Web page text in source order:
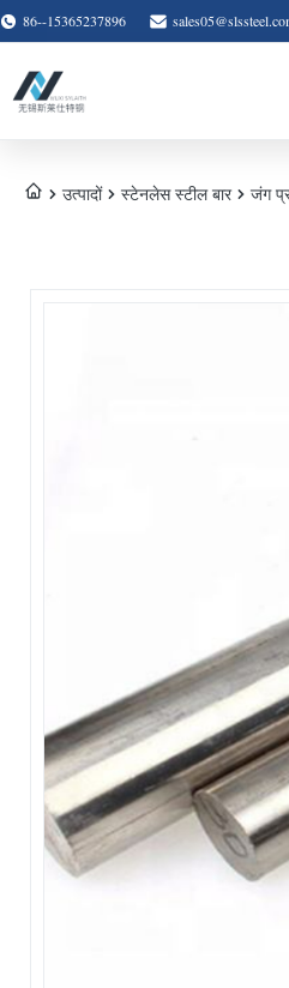
86--15365237896
उत्पादों स्टेनलेस स्टील बार जंग